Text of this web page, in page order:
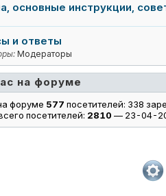
основные инструкции,
и ответы
Модераторы
на форуме
форуме 577 посетителей: 338
посетителей: 2810 — 23-04-